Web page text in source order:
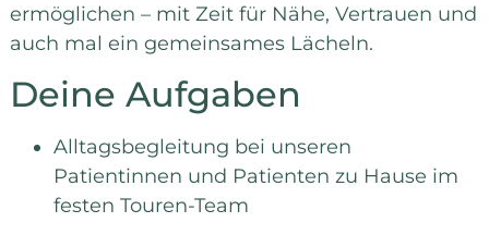
ermöglichen – mit Zeit für Nähe, Vertrauen und
auch mal ein gemeinsames Lächeln.
Deine Aufgaben
Alltagsbegleitung bei unseren
Patientinnen und Patienten zu Hause im
festen Touren-Team